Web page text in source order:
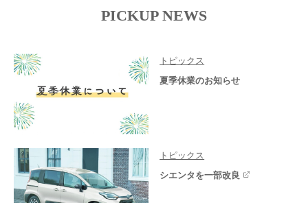
PICKUP NEWS
トピックス
夏季休業のお知らせ
トピックス
シエンタを一部改良